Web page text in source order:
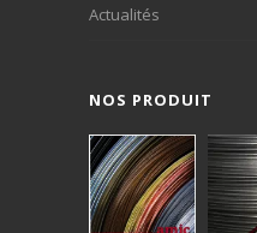
Actualités
NOS PRODUIT